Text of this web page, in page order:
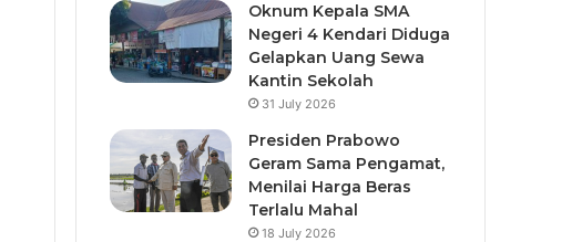
Oknum Kepala SMA
Negeri 4 Kendari Diduga
Gelapkan Uang Sewa
Kantin Sekolah
31 July 2026
Presiden Prabowo
Geram Sama Pengamat,
Menilai Harga Beras
Terlalu Mahal
18 July 2026